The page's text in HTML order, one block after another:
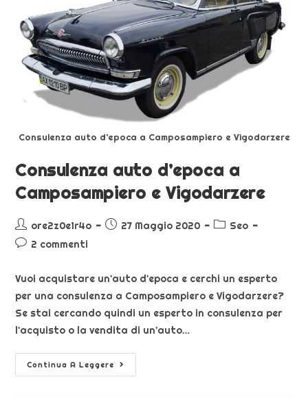
Consulenza auto d’epoca a Camposampiero e Vigodarzere
Consulenza auto d’epoca a
Camposampiero e Vigodarzere
ore2z0e1r4o 27 Maggio 2020
Seo
2 commenti
Vuoi acquistare un'auto d'epoca e cerchi un esperto
per una consulenza a Camposampiero e Vigodarzere?
Se stai cercando quindi un esperto in consulenza per
l'acquisto o la vendita di un'auto…
Continua A Leggere